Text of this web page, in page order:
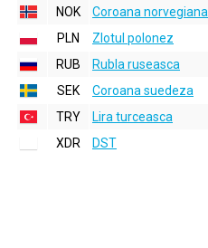
NOK
Coroana norvegiana
PLN
Zlotul polonez
RUB
Rubla ruseasca
SEK
Coroana suedeza
TRY
Lira turceasca
XDR
DST